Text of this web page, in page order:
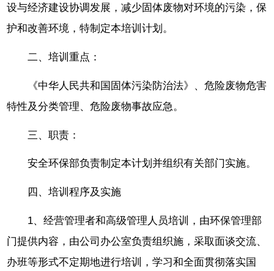
设与经济建设协调发展，减少固体废物对环境的污染，保
护和改善环境，特制定本培训计划。
二、培训重点：
《中华人民共和国固体污染防治法》、危险废物危害
特性及分类管理、危险废物事故应急。
三、职责：
安全环保部负责制定本计划并组织有关部门实施。
四、培训程序及实施
1、经营管理者和高级管理人员培训，由环保管理部
门提供内容，由公司办公室负责组织施，采取面谈交流、
办班等形式不定期地进行培训，学习和全面贯彻落实国